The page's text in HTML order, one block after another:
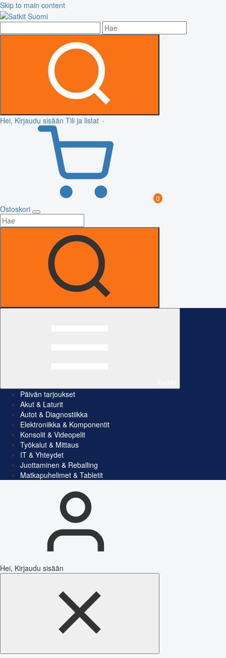
Skip to main content
Hei, Kirjaudu sisään Tili ja listat
0
Ostoskori
Päivän tarjoukset
Akut & Laturit
Autot & Diagnostiikka
Elektroniikka & Komponentit
Konsolit & Videopelit
Työkalut & Mittaus
IT & Yhteydet
Juottaminen & Reballing
Matkapuhelimet & Tabletit
Hei, Kirjaudu sisään